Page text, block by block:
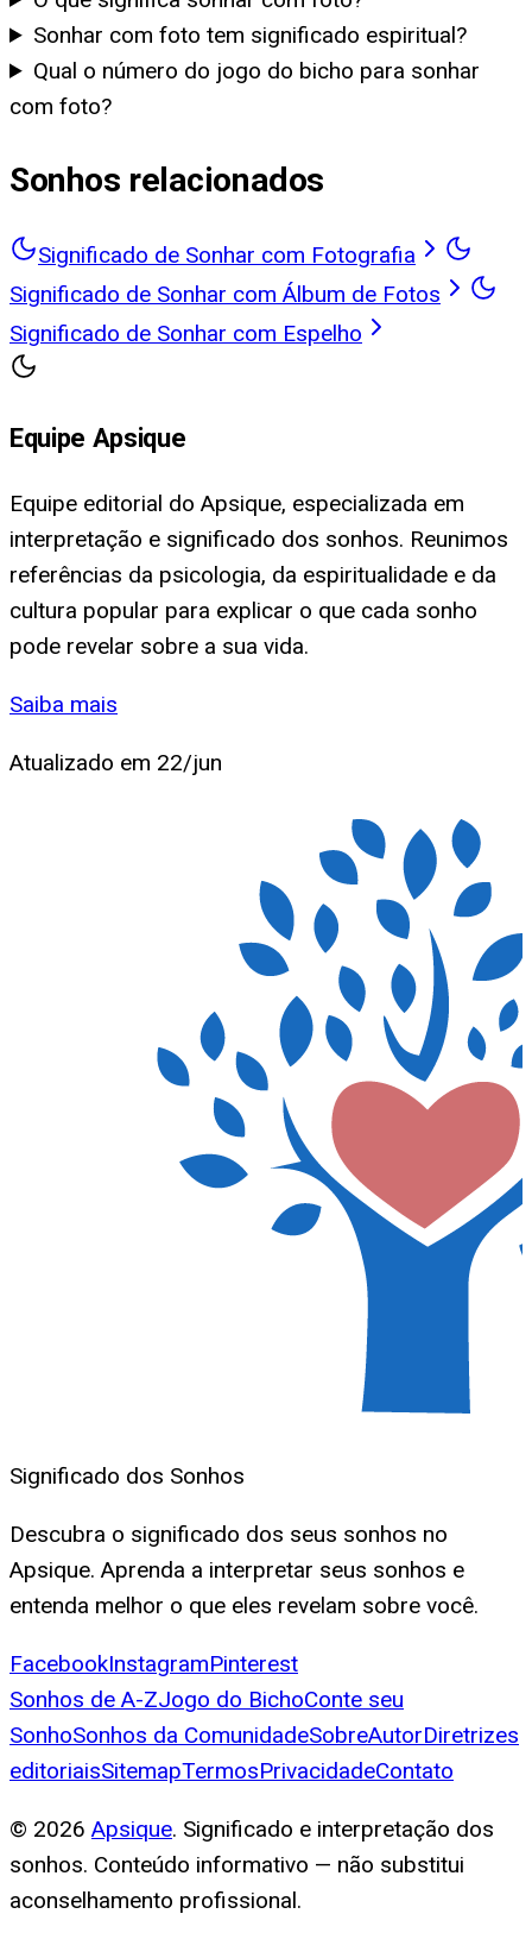
Sonhar com foto tem significado espiritual?
Qual o número do jogo do bicho para sonhar
com foto?
Sonhos relacionados
Significado de Sonhar com Fotografia
Significado de Sonhar com Álbum de Fotos
Significado de Sonhar com Espelho
Equipe Apsique
Equipe editorial do Apsique, especializada em
interpretação e significado dos sonhos. Reunimos
referências da psicologia, da espiritualidade e da
cultura popular para explicar o que cada sonho
pode revelar sobre a sua vida.
Saiba mais
Atualizado em 22/jun
Significado dos Sonhos
Descubra o significado dos seus sonhos no
Apsique. Aprenda a interpretar seus sonhos e
entenda melhor o que eles revelam sobre você.
FacebookInstagramPinterest
Sonhos de A-ZJogo do BichoConte seu
SonhoSonhos da ComunidadeSobreAutorDiretrizes
editoriaisSitemapTermosPrivacidadeContato
© 2026 Apsique. Significado e interpretação dos
sonhos. Conteúdo informativo — não substitui
aconselhamento profissional.